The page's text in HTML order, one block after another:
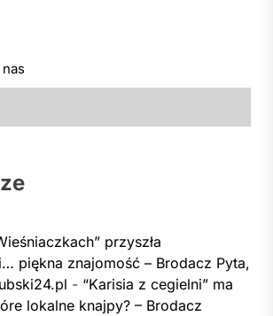
nas
przyszła
piękna znajomość – Brodacz Pyta,
- “Karisia z cegielni” ma
lokalne knajpy? – Brodacz